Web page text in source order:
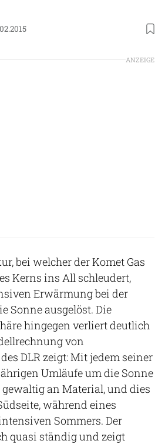
ANZEIGE
bei welcher der Komet Gas
Kerns ins All schleudert,
Erwärmung bei der
Sonne ausgelöst. Die
hingegen verliert deutlich
von
DLR zeigt: Mit jedem seiner
Umläufe um die Sonne
an Material, und dies
während eines
Sommers. Der
quasi ständig und zeigt